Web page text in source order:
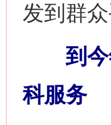
发到群众
到今年
科服务